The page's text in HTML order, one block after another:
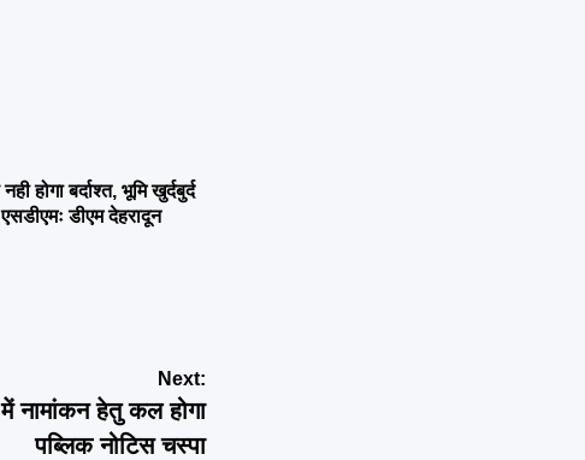
होगा बर्दाश्त, भूमि खुर्दबुर्द
डीएम देहरादून
Next:
नामांकन हेतु कल होगा
पब्लिक नोटिस चस्पा